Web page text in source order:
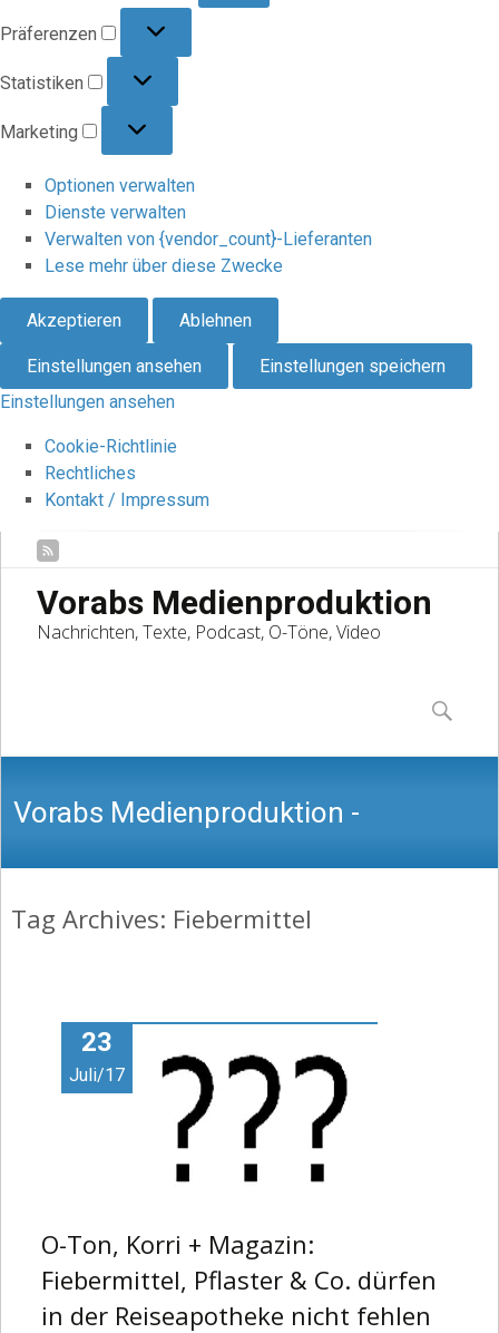
Präferenzen
Statistiken
Marketing
Optionen verwalten
Dienste verwalten
Verwalten von {vendor_count}-Lieferanten
Lese mehr über diese Zwecke
Akzeptieren Ablehnen
Einstellungen ansehen
Einstellungen speichern
Einstellungen ansehen
Cookie-Richtlinie
Rechtliches
Kontakt / Impressum
Vorabs Medienproduktion
Nachrichten, Texte, Podcast, O-Töne, Video
content
Suchen
nach:
Vorabs Medienproduktion -
Nachrichten, Texte, Podcast, O-Töne,
Video
Tag Archives: Fiebermittel
23
Juli/17
O-Ton, Korri + Magazin:
Fiebermittel, Pflaster & Co. dürfen
in der Reiseapotheke nicht fehlen